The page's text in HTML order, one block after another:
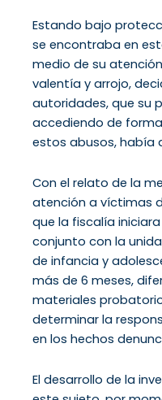
Estando bajo
se encontraba en
medio de su
valentía y arrojo,
autoridades, que su
accediendo de
estos abusos, había
Con el relato de la
atención a víctimas
que la fiscalía
conjunto con la
de infancia y
más de 6 meses,
materiales
determinar la
en los hechos
El desarrollo de la